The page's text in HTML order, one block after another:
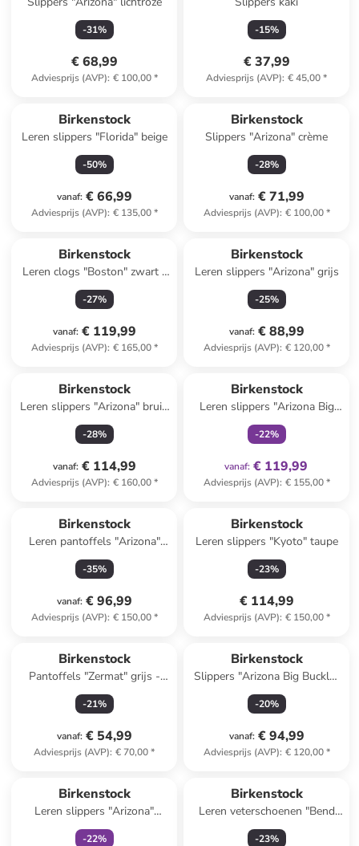
-31%
€ 68,99
Adviesprijs (AVP): € 100,00*
-15%
€ 37,99
Adviesprijs (AVP): € 45,00*
Birkenstock
Leren slippers "Florida" beige
-50%
vanaf: € 66,99
Adviesprijs (AVP): € 135,00*
Birkenstock
Slippers "Arizona" crème
-28%
vanaf: € 71,99
Adviesprijs (AVP): € 100,00*
Birkenstock
Leren clogs "Boston" zwart -
wijdte S
-27%
vanaf: € 119,99
Adviesprijs (AVP): € 165,00*
Birkenstock
Leren slippers "Arizona" grijs
-25%
vanaf: € 88,99
Adviesprijs (AVP): € 120,00*
Birkenstock
Leren slippers "Arizona" bruin
- wijdte S
-28%
vanaf: € 114,99
Adviesprijs (AVP): € 160,00*
Birkenstock
Leren slippers "Arizona Big
Buckle" beige
-22%
vanaf: € 119,99
Adviesprijs (AVP): € 155,00*
Birkenstock
Leren pantoffels "Arizona"
lichtbruin - wijdte S
-35%
vanaf: € 96,99
Adviesprijs (AVP): € 150,00*
Birkenstock
Leren slippers "Kyoto" taupe
-23%
€ 114,99
Adviesprijs (AVP): € 150,00*
Birkenstock
Pantoffels "Zermat" grijs -
wijdte S
-21%
vanaf: € 54,99
Adviesprijs (AVP): € 70,00*
Birkenstock
Slippers "Arizona Big Buckle"
wit
-20%
vanaf: € 94,99
Adviesprijs (AVP): € 120,00*
Birkenstock
Leren slippers "Arizona"
lichtroze
-22%
Birkenstock
Leren veterschoenen "Bend
Low Decon" zwart - wijdte N
-23%